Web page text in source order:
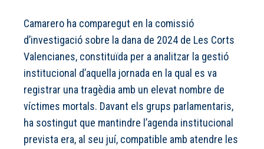
Camarero ha comparegut en la comissió
d’investigació sobre la dana de 2024 de Les Corts
Valencianes, constituïda per a analitzar la gestió
institucional d’aquella jornada en la qual es va
registrar una tragèdia amb un elevat nombre de
víctimes mortals. Davant els grups parlamentaris,
ha sostingut que mantindre l’agenda institucional
prevista era, al seu juí, compatible amb atendre les